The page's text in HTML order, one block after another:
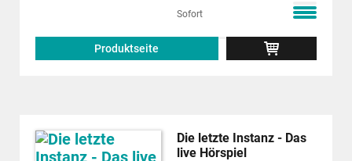
Sofort
Produktseite
Die letzte Instanz - Das
live Hörspiel